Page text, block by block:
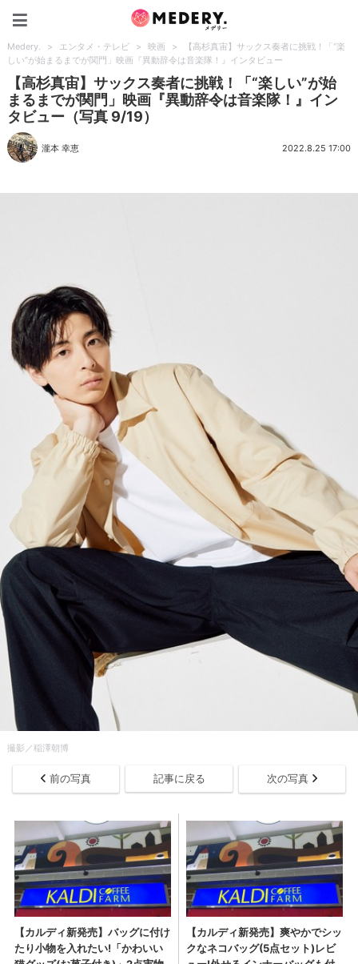
Medery. > エンタメ・テレビ > 映画 >
【高杉真宙】サックス奏者に挑戦！「“楽
しい”が始まるまでが関門」映画『異動辞令は音楽隊！』インタビュー
【高杉真宙】サックス奏者に挑戦！「“楽しい”が始
まるまでが関門」映画『異動辞令は音楽隊！』イン
タビュー（写真 9/19）
瀧本 幸恵 2022.8.25 17:00
撮影／稲澤朝博
前の写真 記事に戻る 次の写真